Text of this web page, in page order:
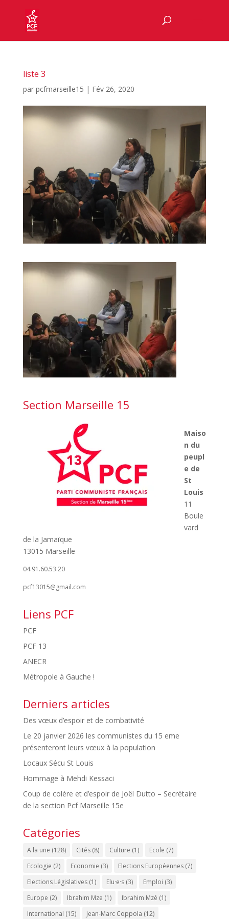
liste 3
par pcfmarseille15 | Fév 26, 2020
Section Marseille 15
Maiso
n du
peupl
e de
St
Louis
11
Boule
vard
de la Jamaïque
13015 Marseille
04.91.60.53.20
pcf13015@gmail.com
Liens PCF
PCF
PCF 13
ANECR
Métropole à Gauche !
Derniers articles
Des vœux d’espoir et de combativité
Le 20 janvier 2026 les communistes du 15 eme
présenteront leurs vœux à la population
Locaux Sécu St Louis
Hommage à Mehdi Kessaci
Coup de colère et d’espoir de Joël Dutto – Secrétaire
de la section Pcf Marseille 15e
Catégories
A la une (128) Cités(8) Culture (1) Ecole (7)
Ecologie (2) Economie (3) Elections Européennes(7)
Elections Législatives(1) Elu·e·s(3) Emploi (3)
Europe (2) Ibrahim Mze (1) Ibrahim Mzé (1)
International (15) Jean-Marc Coppola (12)